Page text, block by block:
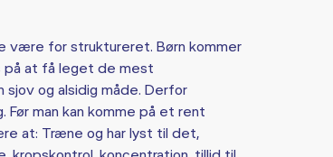
være for struktureret. Børn kommer
at få leget de mest
og alsidig måde. Derfor
man kan komme på et rent
at: Træne og har lyst til det,